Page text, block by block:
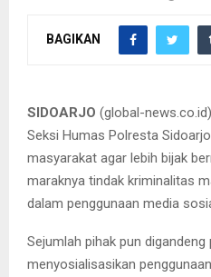
BAGIKAN
SIDOARJO (global-
Seksi Humas Polresta
masyarakat agar lebih bijak
maraknya tindak kriminalitas
dalam penggunaan media
Sejumlah pihak pun digandeng
menyosialisasikan